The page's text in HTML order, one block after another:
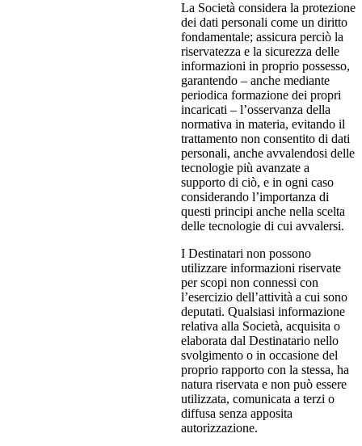
La Società considera la protezione
dei dati personali come un diritto
fondamentale; assicura perciò la
riservatezza e la sicurezza delle
informazioni in proprio possesso,
garantendo – anche mediante
periodica formazione dei propri
incaricati – l’osservanza della
normativa in materia, evitando il
trattamento non consentito di dati
personali, anche avvalendosi delle
tecnologie più avanzate a
supporto di ciò, e in ogni caso
considerando l’importanza di
questi principi anche nella scelta
delle tecnologie di cui avvalersi.
I Destinatari non possono
utilizzare informazioni riservate
per scopi non connessi con
l’esercizio dell’attività a cui sono
deputati. Qualsiasi informazione
relativa alla Società, acquisita o
elaborata dal Destinatario nello
svolgimento o in occasione del
proprio rapporto con la stessa, ha
natura riservata e non può essere
utilizzata, comunicata a terzi o
diffusa senza apposita
autorizzazione.